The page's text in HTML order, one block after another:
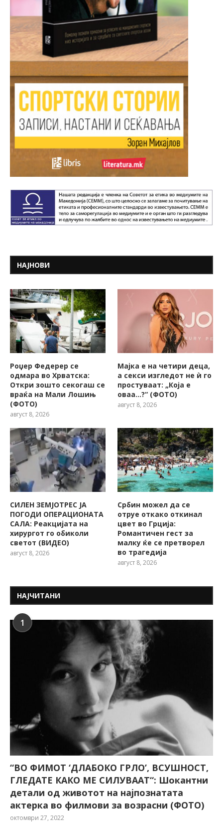
НАЈНОВИ
Роџер Федерер се
одмара во Хрватска:
Откри зошто секогаш се
враќа на Мали Лошињ
(ФОТО)
август 8, 2026
Мајка е на четири деца,
а секси изгледот не ѝ го
простуваат: „Која е
оваа…?“ (ФОТО)
август 8, 2026
СИЛЕН ЗЕМЈОТРЕС ЈА
ПОГОДИ ОПЕРАЦИОНАТА
САЛА: Реакцијата на
хирургот го обиколи
светот (ВИДЕО)
август 8, 2026
Србин можел да се
отруе откако откинал
цвет во Грција:
Романтичен гест за
малку ќе се претворел
во трагедија
август 8, 2026
НАЈЧИТАНИ
1
“ВО ФИМОТ ‘ДЛАБОКО ГРЛО’, ВСУШНОСТ,
ГЛЕДАТЕ КАКО МЕ СИЛУВААТ“: Шокантни
детали од животот на најпознатата
актерка во филмови за возрасни (ФОТО)
октомври 27, 2022